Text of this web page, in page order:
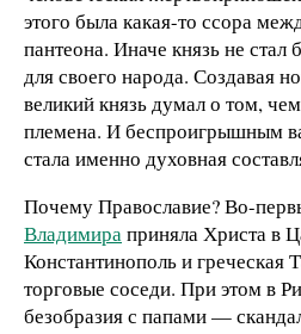
этого была какая-то ссора
пантеона. Иначе князь не стал
для своего народа. Создавая
великий князь думал о том,
племена. И беспроигрышным
стала именно духовная
Почему Православие? Во-
Владимираприняла Христа в
Константинополь и
торговые соседи. При этом в
безобразия с папами —